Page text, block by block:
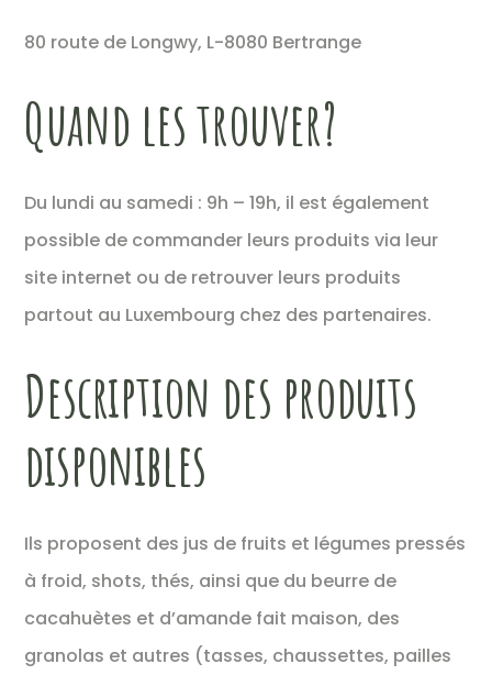
80 route de Longwy, L-8080 Bertrange
Quand les trouver?
Du lundi au samedi : 9h – 19h, il est également
possible de commander leurs produits via leur
site internet ou de retrouver leurs produits
partout au Luxembourg chez des partenaires.
Description des produits
disponibles
Ils proposent des jus de fruits et légumes pressés
à froid, shots, thés, ainsi que du beurre de
cacahuètes et d’amande fait maison, des
granolas et autres (tasses, chaussettes, pailles